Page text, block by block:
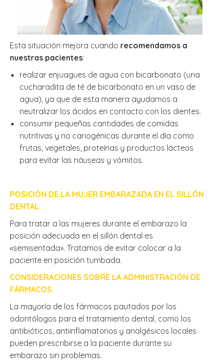
Esta situación mejora cuando recomendamos a
nuestras pacientes:
realizar enjuagues de agua con bicarbonato (una
cucharadita de té de bicarbonato en un vaso de
agua), ya que de esta manera ayudamos a
neutralizar los ácidos en contacto con los dientes.
consumir pequeñas cantidades de comidas
nutritivas y no cariogénicas durante el día como
frutas, vegetales, proteínas y productos lácteos
para evitar las náuseas y vómitos.
POSICIÓN DE LA MUJER EMBARAZADA EN EL SILLÓN
DENTAL.
Para tratar a las mujeres durante el embarazo la
posición adecuada en el sillón dental es
«semisentada». Tratamos de evitar colocar a la
paciente en posición tumbada.
CONSIDERACIONES SOBRE LA ADMINISTRACIÓN DE
FÁRMACOS.
La mayoría de los fármacos pautados por los
odontólogos para el tratamiento dental, como los
antibióticos, antiinflamatorios y analgésicos locales
pueden prescribirse a la paciente durante su
embarazo sin problemas.